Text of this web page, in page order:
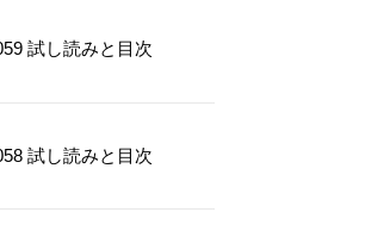
試し読みと目次
試し読みと目次